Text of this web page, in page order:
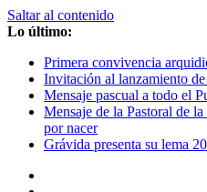
Saltar al contenido
Lo último:
Primera convivencia
Invitación al lanzamiento
Mensaje pascual a todo el
Mensaje de la Pastoral de
por nacer
Grávida presenta su lema